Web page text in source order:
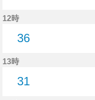
12時
36
13時
31